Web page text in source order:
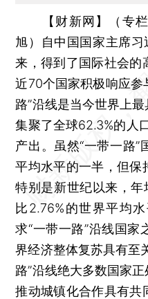
【财新网】（专
旭）
自中国国家主席习
来，得到了国际社会的
近70个国家积极响应参
路”沿线是当今世界上
集聚了全球62.3%的人
产出。虽然“一带一路”
平均水平的一半，但保
特别是新世纪以来，年
比2.76%的世界平均
求“一带一路”沿线国
界经济整体复苏具有至
路”沿线绝大多数国家
推动城镇化合作具有共